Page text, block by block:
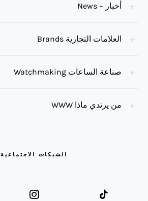
أخبار – News
العلامات التجارية Brands
صناعة الساعات Watchmaking
من يرتدي ماذا WWW
الشبكات الاجتماعية